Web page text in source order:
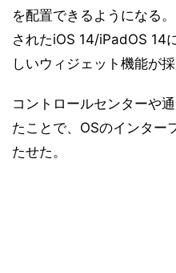
を配置できるようになる
されたiOS 14/iPadOS 14
しいウィジェット機能が採
コントロールセンターや
たことで、OSのインター
たせた。